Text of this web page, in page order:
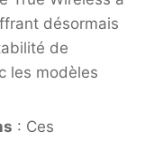
désormais
de
les modèles
: Ces